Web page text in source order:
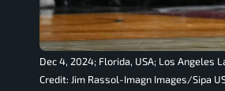
Dec 4, 2024; Florida, USA; Los
Credit: Jim Rassol-Imagn Images/Sipa